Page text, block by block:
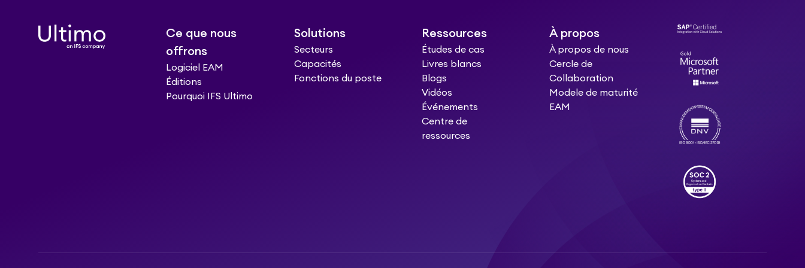
Ce que nous
offrons
Logiciel EAM
Éditions
Pourquoi IFS Ultimo
Solutions
Secteurs
Capacités
Fonctions du poste
Ressources
Études de cas
Livres blancs
Blogs
Vidéos
Événements
Centre de
ressources
À propos
À propos de nous
Cercle de
Collaboration
Modele de maturité
EAM